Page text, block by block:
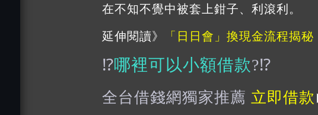
在不知不覺中被套上鉗子、利滾利。
延伸閱讀》 「日日會」換現金流程揭
⁉️哪裡可以小額借款?⁉️
全台借錢網獨家推薦 立即借款